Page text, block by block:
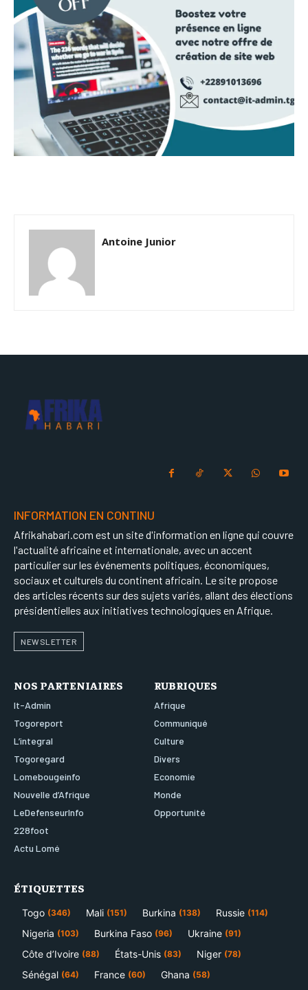
Antoine Junior
INFORMATION EN CONTINU
Afrikahabari.com est un site d'information en ligne qui couvre
l'actualité africaine et internationale, avec un accent
particulier sur les événements politiques, économiques,
sociaux et culturels du continent africain. Le site propose
des articles récents sur des sujets variés, allant des élections
présidentielles aux initiatives technologiques en Afrique.
NEWSLETTER
NOS PARTENIAIRES
It-Admin
Togoreport
L’integral
Togoregard
Lomebougeinfo
Nouvelle d’Afrique
LeDefenseurInfo
228foot
Actu Lomé
RUBRIQUES
Afrique
Communiqué
Culture
Divers
Economie
Monde
Opportunité
ÉTIQUETTES
Togo (346) Mali (151) Burkina (138) Russie (114)
Nigeria (103) Burkina Faso (96) Ukraine (91)
Côte d’Ivoire (88) États-Unis (83) Niger (78)
Sénégal (64) France (60) Ghana (58)